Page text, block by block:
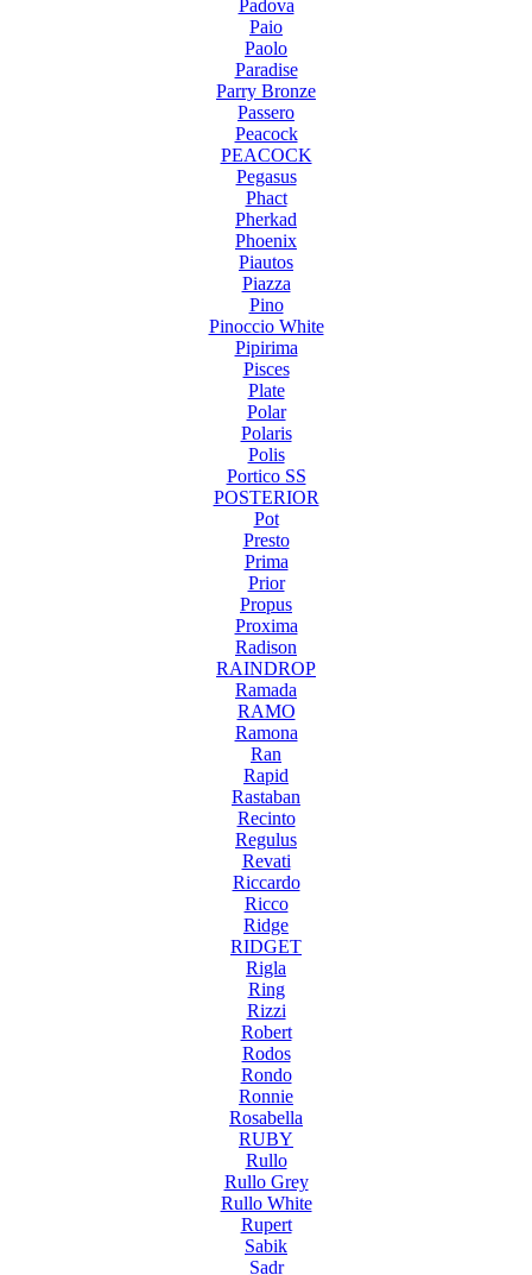
Padova
Paio
Paolo
Paradise
Parry Bronze
Passero
Peacock
PEACOCK
Pegasus
Phact
Pherkad
Phoenix
Piautos
Piazza
Pino
Pinoccio White
Pipirima
Pisces
Plate
Polar
Polaris
Polis
Portico SS
POSTERIOR
Pot
Presto
Prima
Prior
Propus
Proxima
Radison
RAINDROP
Ramada
RAMO
Ramona
Ran
Rapid
Rastaban
Recinto
Regulus
Revati
Riccardo
Ricco
Ridge
RIDGET
Rigla
Ring
Rizzi
Robert
Rodos
Rondo
Ronnie
Rosabella
RUBY
Rullo
Rullo Grey
Rullo White
Rupert
Sabik
Sadr